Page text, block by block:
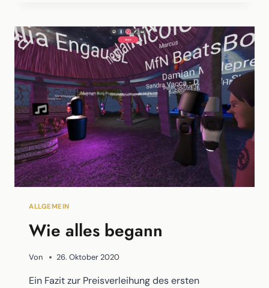
ERSTEN
10
PLÄTZE
ALLGEMEIN
Wie alles begann
Von 26. Oktober 2020
Ein Fazit zur Preisverleihung des ersten